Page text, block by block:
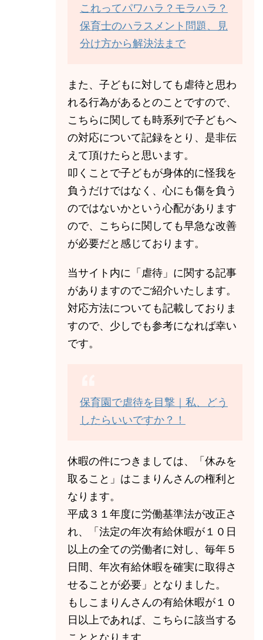
これってパワハラ？モラハラ？
保育士のハラスメント問題、見
分け方から解決法まで
また、子どもに対しても虐待と思わ
れる行為があるとのことですので、
こちらに関しても時系列で子どもへ
の対応について記録をとり、是非伝
えて頂けたらと思います。
叩くことで子どもが身体的に怪我を
負うだけではなく、心にも傷を負う
のではないかという心配があります
ので、こちらに関しても早急な改善
が必要だと感じております。
当サイト内に「虐待」に関する記事
がありますのでご紹介いたします。
対応方法についても記載しておりま
すので、少しでも参考になれば幸い
です。
保育園で虐待を目撃｜私、どう
したらいいですか？！
休暇の件につきましては、「休みを
取ること」はこまりんさんの権利と
なります。
平成３１年度に労働基準法が改正さ
れ、「法定の年次有給休暇が１０日
以上の全ての労働者に対し、毎年５
日間、年次有給休暇を確実に取得さ
せることが必要」となりました。
もしこまりんさんの有給休暇が１０
日以上であれば、こちらに該当する
こととなります。